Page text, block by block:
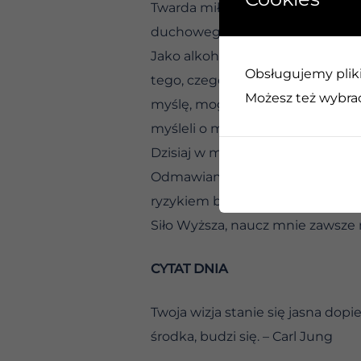
Twarda miłość wymaga, abym
duchowego ryzyka miłości: być
Jako alkoholik byłem
tego, czego ludzie oczekiwali,
myślę, mogę zostać odrzucony.
myśleli o mnie.
Dzisiaj w mojej trzeźwości
Odmawiam milczenia, kiedy
ryzykiem bycia niepopularnym.
Siło Wyższa, naucz mnie
CYTAT DNIA
Twoja wizja stanie się jasna
środka, budzi się. – Carl Jung
Obsługujemy
Możesz też